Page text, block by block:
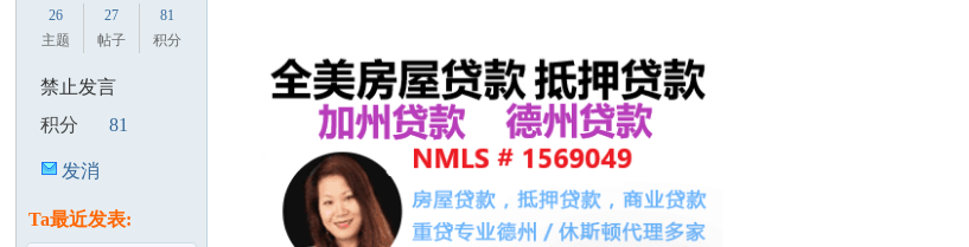
论
26
主题
27
帖子
81
积分
禁止发言
积分
81
发消
Ta最近发表: